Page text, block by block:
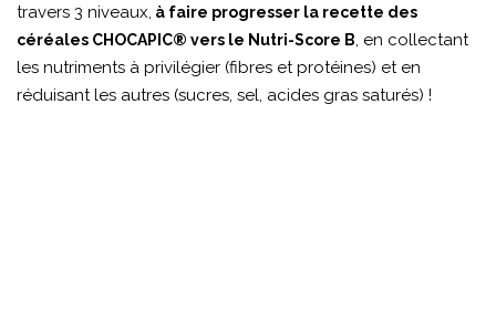
travers 3 niveaux, à faire progresser la recette des
céréales CHOCAPIC® vers le Nutri-Score B, en collectant
les nutriments à privilégier (fibres et protéines) et en
réduisant les autres (sucres, sel, acides gras saturés) !